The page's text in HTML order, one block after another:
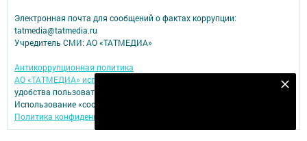
Электронная почта для сообщений о фактах коррупции:
tatmedia@tatmedia.ru
Учредитель СМИ: АО «ТАТМЕДИА»
Антикоррупционная политика
АО «ТАТМЕДИА» использует «cookie»
для персонализации сервисов и
удобства пользователей сайтом.
Использование «cookie» можно отменить в настройках браузера.
Политика конфиденциальности